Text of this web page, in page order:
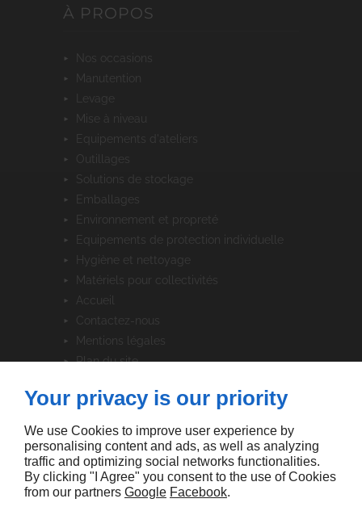
À PROPOS
nos occasions
manutention
mise à niveau
equipements d'ateliers
outillages
solutions de stockage
emballages
environnement et propreté
equipements de protection individuelle
hygiène et nettoyage
matériels pour collectivités
accueil
contactez-nous
mentions légales
plan du site
SUIVEZ-NOUS
Your privacy is our priority
We use Cookies to improve user experience by
personalising content and ads, as well as analyzing
traffic and optimizing social networks functionalities.
By clicking "I Agree" you consent to the use of Cookies
from our partners Google Facebook.